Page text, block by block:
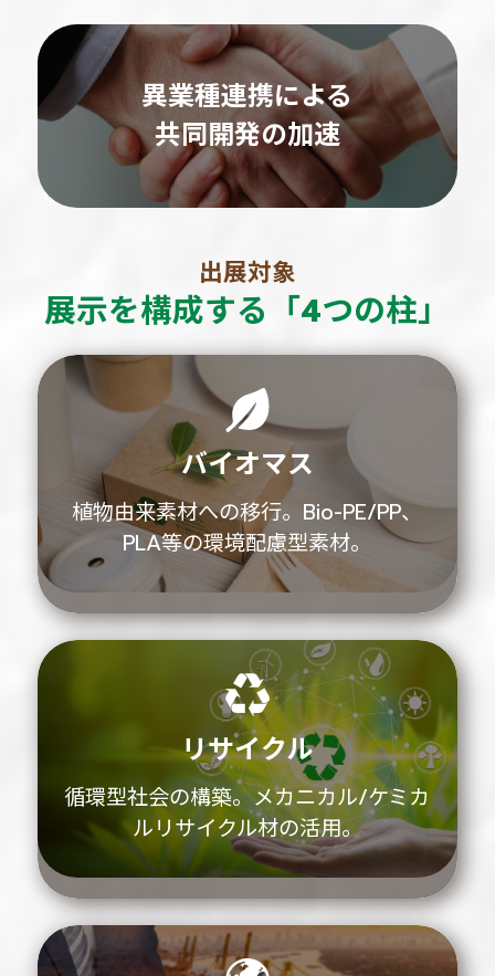
異業種連携による
共同開発の加速
出展対象
展示を構成する「4つの柱」
バイオマス
植物由来素材への移行。Bio-PE/PP、
PLA等の環境配慮型素材。
リサイクル
循環型社会の構築。メカニカル/ケミカ
ルリサイクル材の活用。